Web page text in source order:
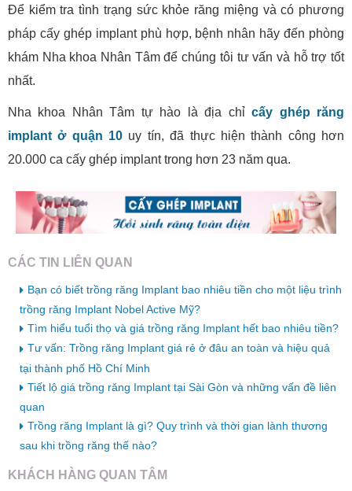
Để kiểm tra tình trạng sức khỏe răng miệng và có phương
pháp cấy ghép implant phù hợp, bệnh nhân hãy đến phòng
khám Nha khoa Nhân Tâm để chúng tôi tư vấn và hỗ trợ tốt
nhất.
Nha khoa Nhân Tâm tự hào là địa chỉcấy ghép răng
implant ở quận 10 uy tín, đã thực hiện thành công hơn
20.000 ca cấy ghép implant trong hơn 23 năm qua.
CÁC TIN LIÊN QUAN
Bạn có biết trồng răng Implant bao nhiêu tiền cho một liệu trình
trồng răng Implant Nobel Active Mỹ?
Tìm hiểu tuổi thọ và giá trồng răng Implant hết bao nhiêu tiền?
Tư vấn: Trồng răng Implant giá rẻ ở đâu an toàn và hiệu quả
tại thành phố Hồ Chí Minh
Tiết lộ giá trồng răng Implant tại Sài Gòn và những vấn đề liên
quan
Trồng răng Implant là gì? Quy trình và thời gian lành thương
sau khi trồng răng thế nào?
KHÁCH HÀNG QUAN TÂM